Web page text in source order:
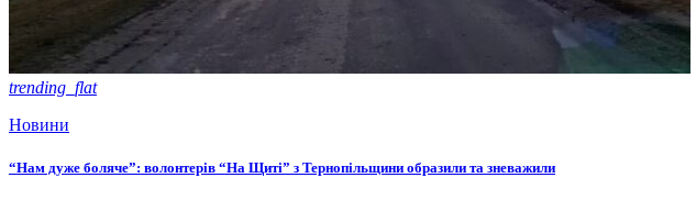
trending_flat
Новини
“Нам дуже боляче”: волонтерів “На Щиті” з Тернопільщини образили та зневажили